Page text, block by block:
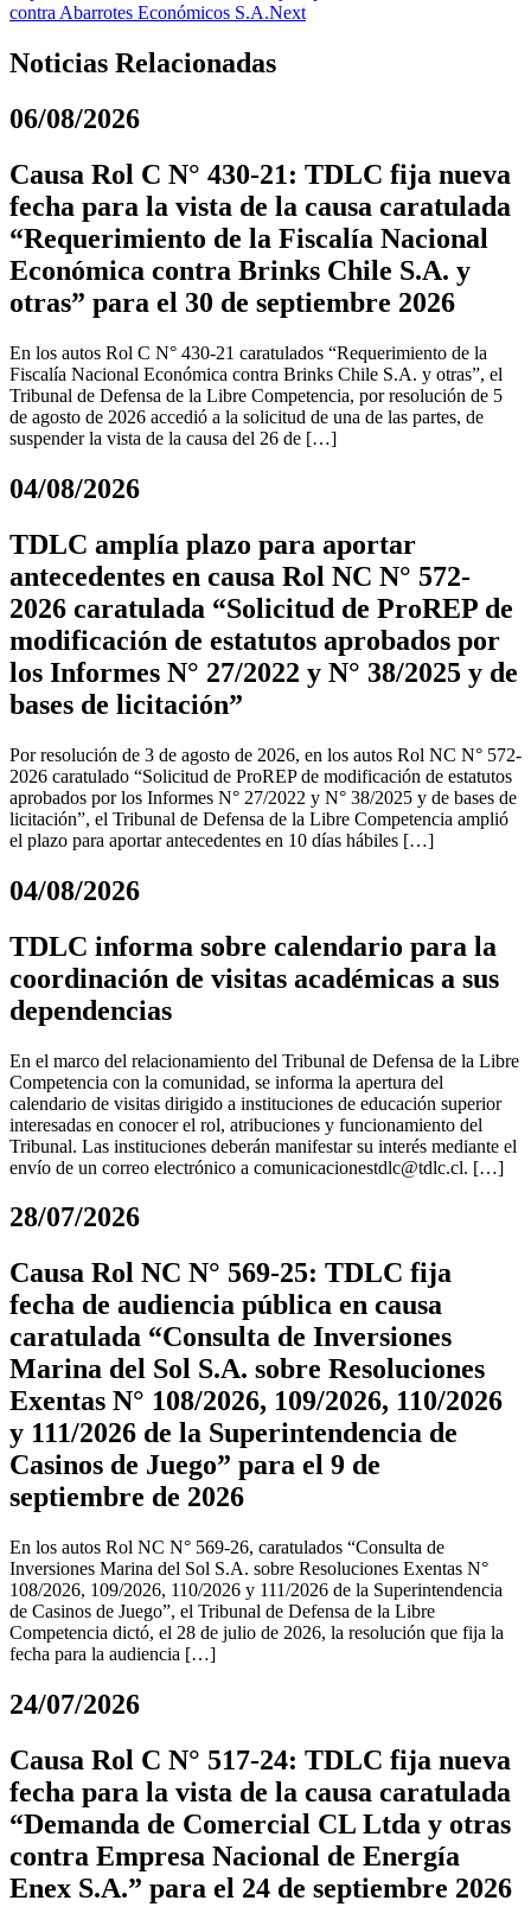
contra Abarrotes Económicos S.A.Next
Noticias Relacionadas
06/08/2026
Causa Rol C N° 430-21: TDLC fija nueva
fecha para la vista de la causa caratulada
“Requerimiento de la Fiscalía Nacional
Económica contra Brinks Chile S.A. y
otras” para el 30 de septiembre 2026
En los autos Rol C N° 430-21 caratulados “Requerimiento de la
Fiscalía Nacional Económica contra Brinks Chile S.A. y otras”, el
Tribunal de Defensa de la Libre Competencia, por resolución de 5
de agosto de 2026 accedió a la solicitud de una de las partes, de
suspender la vista de la causa del 26 de […]
04/08/2026
TDLC amplía plazo para aportar
antecedentes en causa Rol NC N° 572-
2026 caratulada “Solicitud de ProREP de
modificación de estatutos aprobados por
los Informes N° 27/2022 y N° 38/2025 y de
bases de licitación”
Por resolución de 3 de agosto de 2026, en los autos Rol NC N° 572-
2026 caratulado “Solicitud de ProREP de modificación de estatutos
aprobados por los Informes N° 27/2022 y N° 38/2025 y de bases de
licitación”, el Tribunal de Defensa de la Libre Competencia amplió
el plazo para aportar antecedentes en 10 días hábiles […]
04/08/2026
TDLC informa sobre calendario para la
coordinación de visitas académicas a sus
dependencias
En el marco del relacionamiento del Tribunal de Defensa de la Libre
Competencia con la comunidad, se informa la apertura del
calendario de visitas dirigido a instituciones de educación superior
interesadas en conocer el rol, atribuciones y funcionamiento del
Tribunal. Las instituciones deberán manifestar su interés mediante el
envío de un correo electrónico a comunicacionestdlc@tdlc.cl. […]
28/07/2026
Causa Rol NC N° 569-25: TDLC fija
fecha de audiencia pública en causa
caratulada “Consulta de Inversiones
Marina del Sol S.A. sobre Resoluciones
Exentas N° 108/2026, 109/2026, 110/2026
y 111/2026 de la Superintendencia de
Casinos de Juego” para el 9 de
septiembre de 2026
En los autos Rol NC N° 569-26, caratulados “Consulta de
Inversiones Marina del Sol S.A. sobre Resoluciones Exentas N°
108/2026, 109/2026, 110/2026 y 111/2026 de la Superintendencia
de Casinos de Juego”, el Tribunal de Defensa de la Libre
Competencia dictó, el 28 de julio de 2026, la resolución que fija la
fecha para la audiencia […]
24/07/2026
Causa Rol C N° 517-24: TDLC fija nueva
fecha para la vista de la causa caratulada
“Demanda de Comercial CL Ltda y otras
contra Empresa Nacional de Energía
Enex S.A.” para el 24 de septiembre 2026